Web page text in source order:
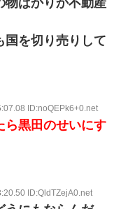
国を切り売りして
ID:noQEPk6+0.net
ら黒田のせいにす
ID:QldTZejA0.net